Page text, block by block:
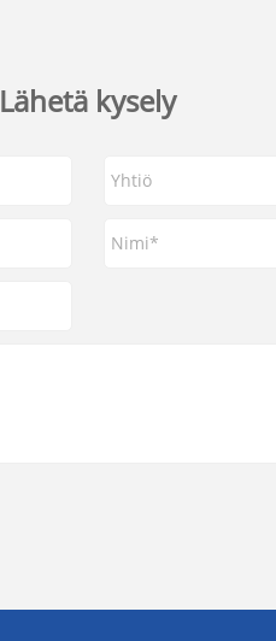
Lähetä kysely